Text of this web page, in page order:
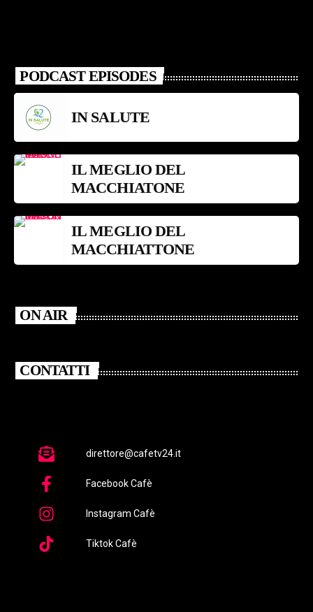
PODCAST EPISODES
IN SALUTE
IL MEGLIO DEL
MACCHIATONE
IL MEGLIO DEL
MACCHIATTONE
ON AIR
CONTATTI
direttore@cafetv24.it
Facebook Cafè
Instagram Cafè
Tiktok Cafè